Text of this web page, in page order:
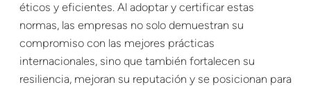
éticos y eficientes. Al adoptar y certificar estas
normas, las empresas no solo demuestran su
compromiso con las mejores prácticas
internacionales, sino que también fortalecen su
resiliencia, mejoran su reputación y se posicionan para